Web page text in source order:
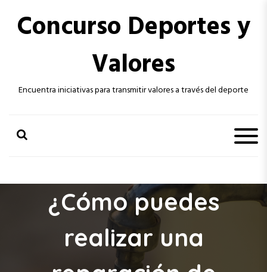
Concurso Deportes y
Valores
Encuentra iniciativas para transmitir valores a través del deporte
¿Cómo puedes
realizar una